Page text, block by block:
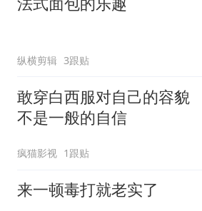
纵横剪辑 3跟贴
敢穿白西服对自己的容貌
不是一般的自信
疯猫影视 1跟贴
来一顿毒打就老实了